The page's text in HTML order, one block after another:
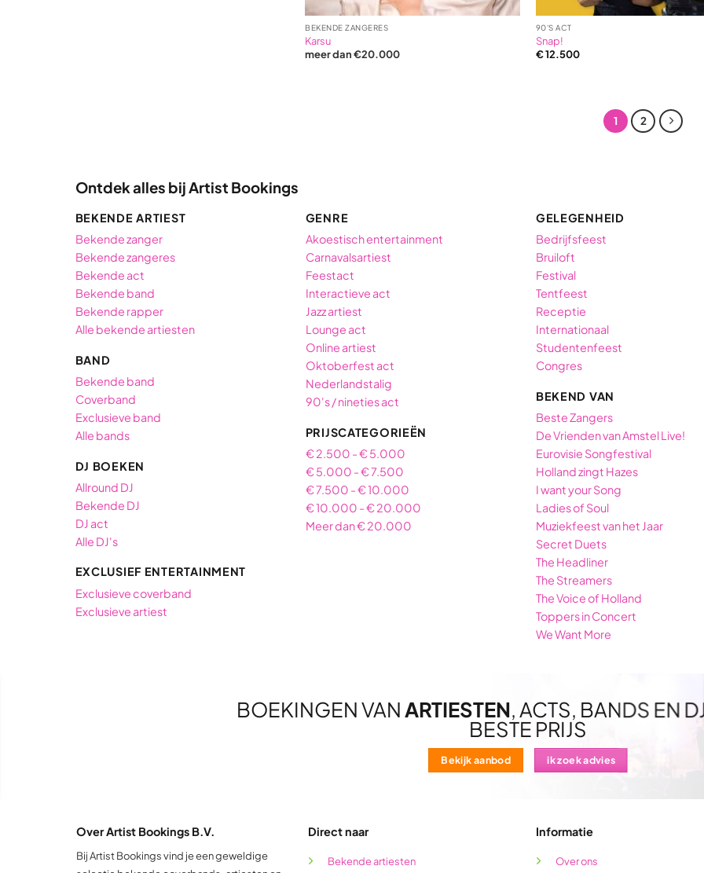
BEKENDE ZANGERES
Karsu
meer dan €20.000
90'S ACT
Snap!
€12.500
1 2
Ontdek alles bij Artist Bookings
BEKENDE ARTIEST
Bekende zanger
Bekende zangeres
Bekende act
Bekende band
Bekende rapper
Alle bekende artiesten
BAND
Bekende band
Coverband
Exclusieve band
Alle bands
DJ BOEKEN
Allround DJ
Bekende DJ
DJ act
Alle DJ's
EXCLUSIEF ENTERTAINMENT
Exclusieve coverband
Exclusieve artiest
GENRE
Akoestisch entertainment
Carnavalsartiest
Feestact
Interactieve act
Jazz artiest
Lounge act
Online artiest
Oktoberfest act
Nederlandstalig
90's / nineties act
PRIJSCATEGORIEËN
€ 2.500 - € 5.000
€ 5.000 - € 7.500
€ 7.500 - € 10.000
€ 10.000 - € 20.000
Meer dan € 20.000
GELEGENHEID
Bedrijfsfeest
Bruiloft
Festival
Tentfeest
Receptie
Internationaal
Studentenfeest
Congres
BEKEND VAN
Beste Zangers
De Vrienden van Amstel Live!
Eurovisie Songfestival
Holland zingt Hazes
I want your Song
Ladies of Soul
Muziekfeest van het Jaar
Secret Duets
The Headliner
The Streamers
The Voice of Holland
Toppers in Concert
We Want More
BOEKINGEN VANARTIESTEN, ACTS, BANDS EN
BESTE PRIJS
Bekijk aanbod ik zoek advies
Over Artist Bookings B.V.
Bij Artist Bookings vind je een geweldige
Direct naar
Bekende artiesten
Informatie
Over ons